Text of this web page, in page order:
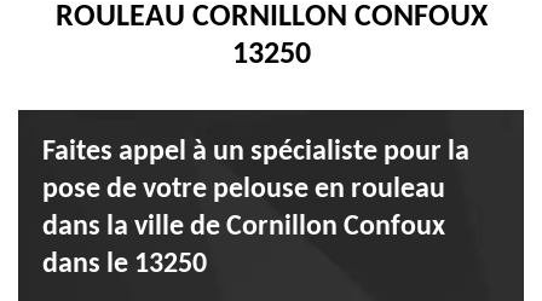
ROULEAU CORNILLON CONFOUX
13250
Faites appel à un spécialiste pour la
pose de votre pelouse en rouleau
dans la ville de Cornillon Confoux
dans le 13250